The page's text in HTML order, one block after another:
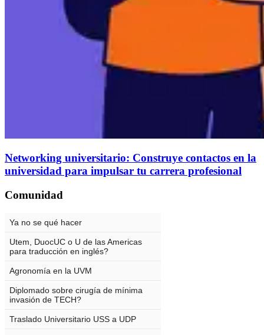
Networking universitario: Construye contactos en la
universidad para impulsar tu carrera profesional
Comunidad